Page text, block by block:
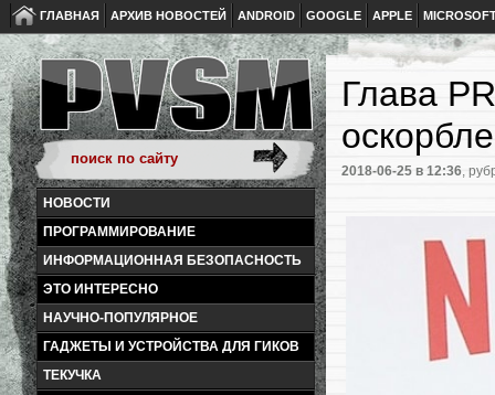
ГЛАВНАЯ АРХИВ НОВОСТЕЙ ANDROID GOOGLE APPLE
НОВОСТИ
ПРОГРАММИРОВАНИЕ
ИНФОРМАЦИОННАЯ БЕЗОПАСНОСТЬ
ЭТО ИНТЕРЕСНО
НАУЧНО-ПОПУЛЯРНОЕ
ГАДЖЕТЫ И УСТРОЙСТВА ДЛЯ ГИКОВ
ТЕКУЧКА
Глава
2018-06-25 в 12:36,